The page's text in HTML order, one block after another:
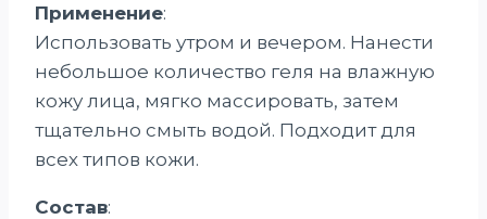
Применение:
Использовать утром и вечером. Нанести
небольшое количество геля на влажную
кожу лица, мягко массировать, затем
тщательно смыть водой. Подходит для
всех типов кожи.
Состав: